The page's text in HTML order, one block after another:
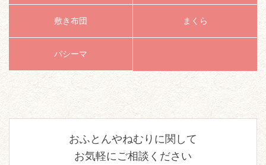
敷き布団 まくら
パシーマ
おふとんやねむりに関して
お気軽にご相談ください